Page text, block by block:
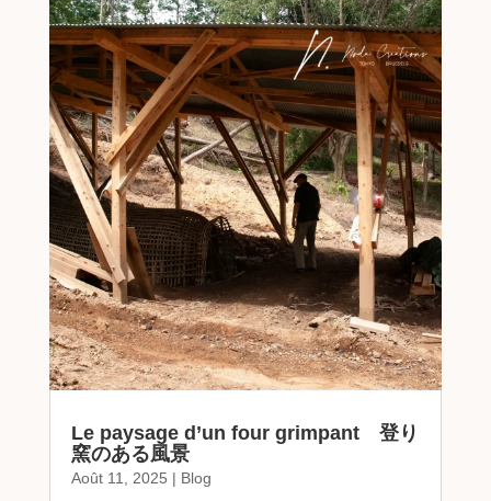
Le paysage d’un four grimpant 登り
窯のある風景
Août 11, 2025 | Blog